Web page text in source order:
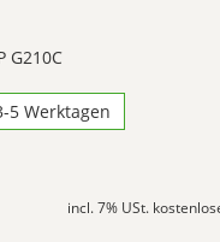
G210C
5 Werktagen
incl. 7% USt.